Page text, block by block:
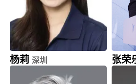
杨莉 深圳
思派力科技
张荣
知乎